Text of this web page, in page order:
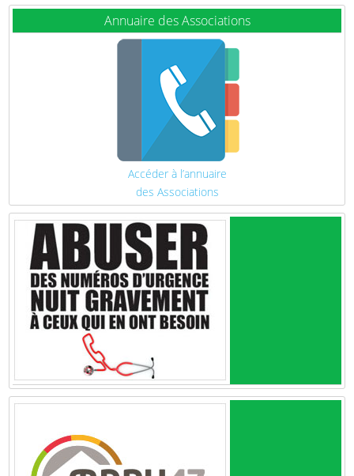
Annuaire des Associations
Accéder à l’annuaire
des Associations